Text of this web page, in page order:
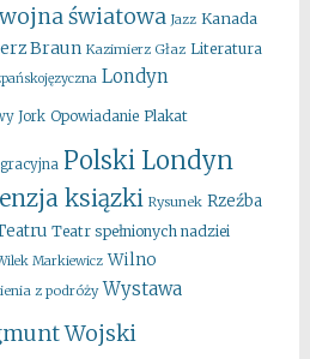
światowa Jazz Kanada
Braun Kazimierz Głaz Literatura
Londyn
Jork Opowiadanie Plakat
Polski Londyn
ksiązki Rysunek Rzeźba
Teatr spełnionych nadziei
Markiewicz Wilno
z podróży Wystawa
Wojski